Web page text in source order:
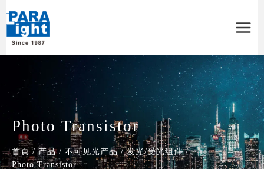
Menu
Photo Transistor
首頁 / 产品 / 不可见光产品 / 发光/受光组件 /
Photo Transistor